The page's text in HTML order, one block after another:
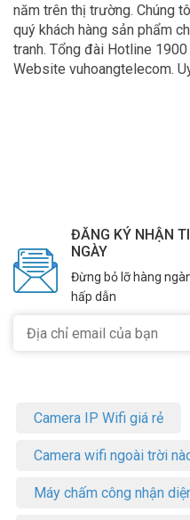
năm trên thị trường. Chúng
quý khách hàng sản phẩm
tranh. Tổng đài Hotline
Website vuhoangtelecom.
ĐĂNG KÝ NHẬN
NGÀY
Đừng bỏ lỡ hàng
hấp dẫn
Camera IP Wifi giá rẻ
Camera wifi ngoài trời
Máy chấm công nhận